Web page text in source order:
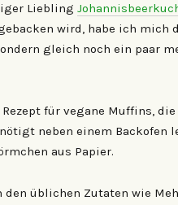
Liebling
wird, habe ich mich
gleich noch ein paar
für vegane Muffins,
neben einem
aus Papier.
den üblichen Zutaten wie